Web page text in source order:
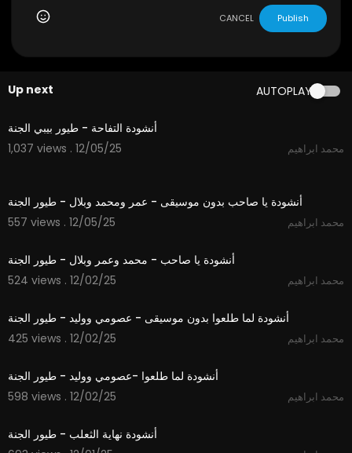
CANCEL Publish
Up next AUTOPLAY
1:12
أنشودة التفاحة - طيور بيبي الجنة
1,037 views . 12/05/25
محمد ابراهيم
أنشودة يا صاحب بدون موسيقى - عمر ومحمد وبلال - طيور الجنة
557 views . 12/05/25
محمد ابراهيم
أنشودة يا صاحب - محمد وعمر وبلال - طيور الجنة
524 views . 12/02/25
محمد ابراهيم
أنشودة لما طلعوا بدون موسيقى - عصومي ووليد - طيور الجنة
425 views . 12/02/25
محمد ابراهيم
أنشودة لما طلعوا -عصومي ووليد - طيور الجنة
598 views . 12/02/25
محمد ابراهيم
أنشودة نهاية الثعلب - طيور الجنة